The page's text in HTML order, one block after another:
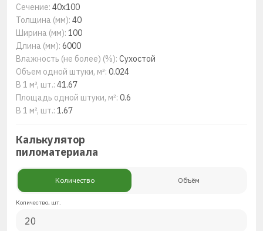
Сечение: 40x100
Толщина (мм): 40
Ширина (мм): 100
Длина (мм): 6000
Влажность (не более) (%): Сухостой
Объем одной штуки, м³: 0.024
В 1 м³, шт.: 41.67
Площадь одной штуки, м²: 0.6
В 1 м², шт.: 1.67
Калькулятор
пиломатериала
Количество Объём
Количество, шт.